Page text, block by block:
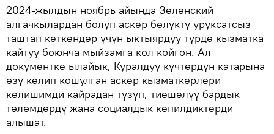
2024-жылдын ноябрь айында Зеленский
алгачкылардан болуп аскер бөлүктү уруксатсыз
таштап кеткендер үчүн ыктыярдуу түрдө кызматка
кайтуу боюнча мыйзамга кол койгон. Ал
документке ылайык, Куралдуу күчтөрдүн катарына
өзү келип кошулган аскер кызматкерлери
келишимди кайрадан түзүп, тиешелүү бардык
төлөмдөрдү жана социалдык кепилдиктерди
алышат.